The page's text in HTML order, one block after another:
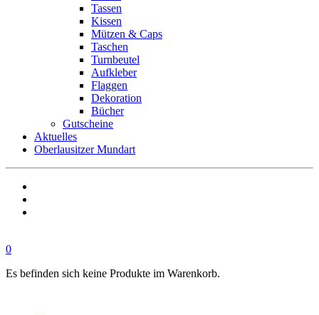
Tassen
Kissen
Mützen & Caps
Taschen
Turnbeutel
Aufkleber
Flaggen
Dekoration
Bücher
Gutscheine
Aktuelles
Oberlausitzer Mundart
0
Es befinden sich keine Produkte im Warenkorb.